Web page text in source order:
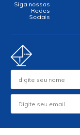
Siga nossas
Redes
Sociais